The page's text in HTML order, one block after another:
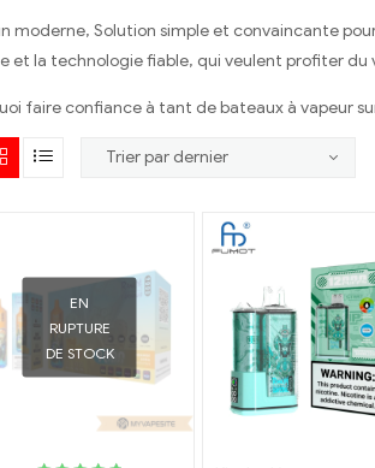
moderne, Solution simple et convaincante
et la technologie fiable, qui veulent profiter
faire confiance à tant de bateaux à vapeur
EN
RUPTURE
DE STOCK